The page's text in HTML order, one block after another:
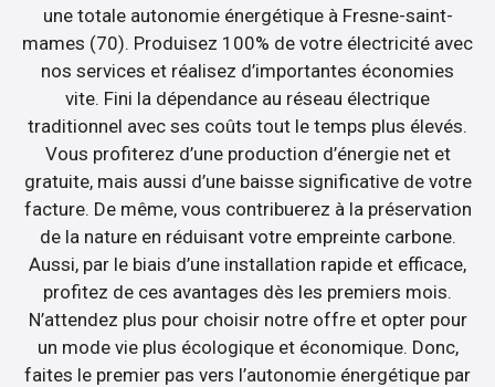
une totale autonomie énergétique à Fresne-saint-
mames (70). Produisez 100% de votre électricité avec
nos services et réalisez d’importantes économies
vite. Fini la dépendance au réseau électrique
traditionnel avec ses coûts tout le temps plus élevés.
Vous profiterez d’une production d’énergie net et
gratuite, mais aussi d’une baisse significative de votre
facture. De même, vous contribuerez à la préservation
de la nature en réduisant votre empreinte carbone.
Aussi, par le biais d’une installation rapide et efficace,
profitez de ces avantages dès les premiers mois.
N’attendez plus pour choisir notre offre et opter pour
un mode vie plus écologique et économique. Donc,
faites le premier pas vers l’autonomie énergétique par